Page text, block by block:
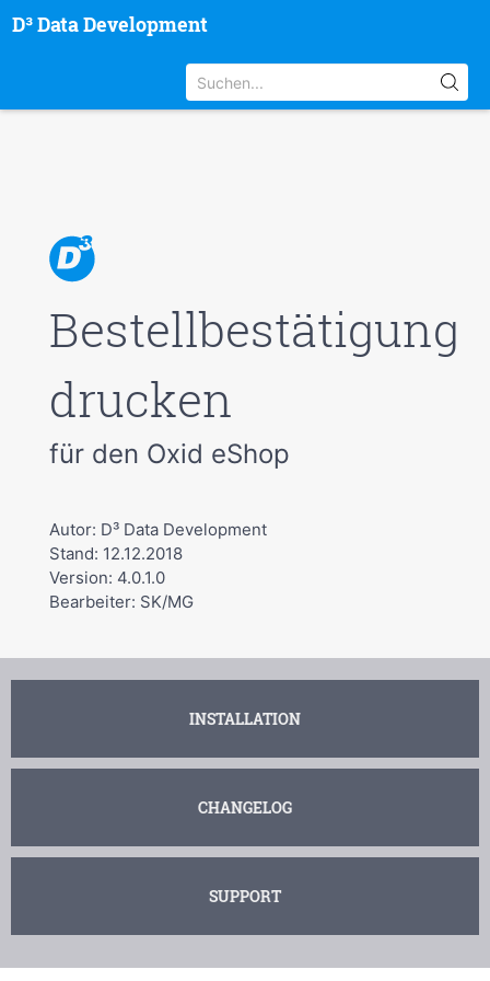
D³ Data Development
Bestellbestätigung
drucken
für den Oxid eShop
Autor: D³ Data Development
Stand: 12.12.2018
Version: 4.0.1.0
Bearbeiter: SK/MG
INSTALLATION
CHANGELOG
SUPPORT